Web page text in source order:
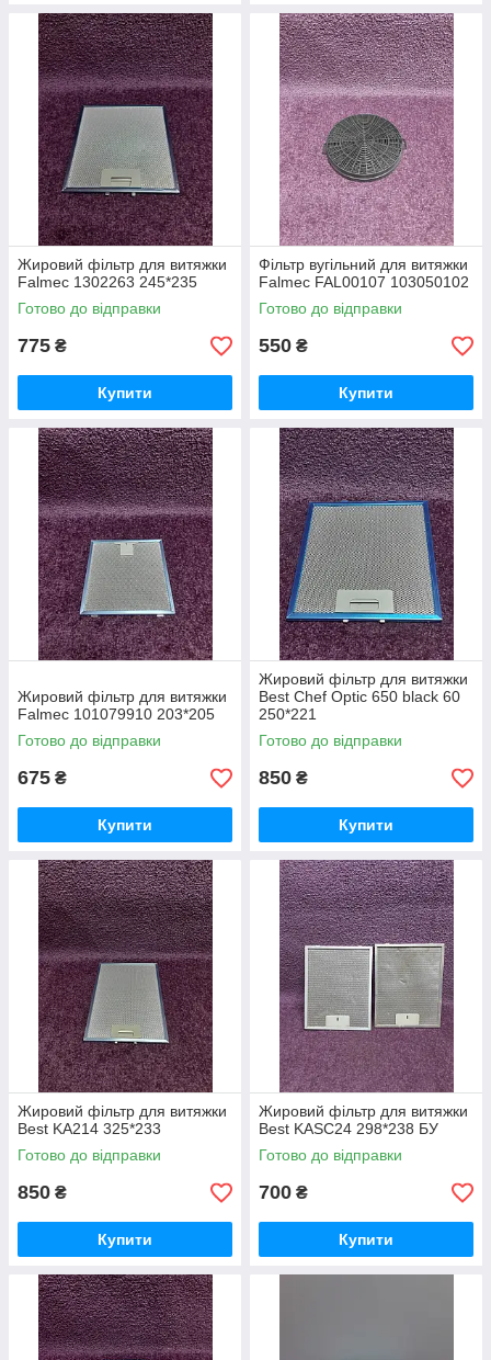
Жировий фільтр для витяжки
Falmec 1302263 245*235
Готово до відправки
775 ₴
Купити
Фільтр вугільний для витяжки
Falmec FAL00107 103050102
Готово до відправки
550 ₴
Купити
Жировий фільтр для витяжки
Falmec 101079910 203*205
Готово до відправки
675 ₴
Купити
Жировий фільтр для витяжки
Best Chef Optic 650 black 60
250*221
Готово до відправки
850 ₴
Купити
Жировий фільтр для витяжки
Best KA214 325*233
Готово до відправки
850 ₴
Купити
Жировий фільтр для витяжки
Best KASC24 298*238 БУ
Готово до відправки
700 ₴
Купити